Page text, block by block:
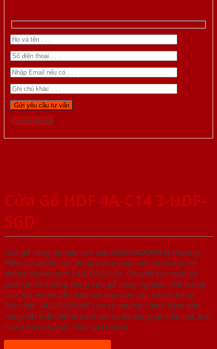
Gọi 0976.169.864
Cửa Gỗ HDF 4A-C14 3-HDF-
SGD
Cửa gỗ công nghiệp cao cấp SAIGONDOOR là thương
hiệu sản phẩm các dòng cửa trong một chuỗi các hệ
thống Showroom SAIGONDOOR. Chuyên sản xuất và
phân phối những dòng cửa gỗ công nghiệp chất lượng
cao, giá thành phù hợp với mọi nhu cầu khách hàng.
Trên hết, SAIGONDOOR còn có những chính sách bán
hàng ƯU ĐÃI CAO đi kèm với sự đa dạng về mẫu mã, loại
cửa gỗ và cả phân khúc giá thành.